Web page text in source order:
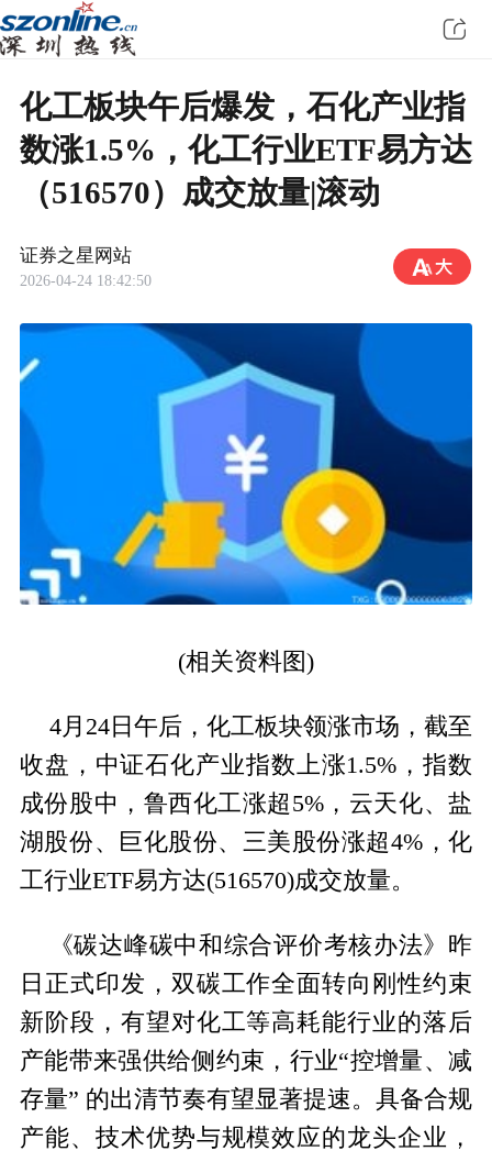
化工板块午后爆发，石化产业指
数涨1.5%，化工行业ETF易方达
（516570）成交放量|滚动
证券之星网站
2026-04-24 18:42:50
(相关资料图)
4月24日午后，化工板块领涨市场，截至
收盘，中证石化产业指数上涨1.5%，指数
成份股中，鲁西化工涨超5%，云天化、盐
湖股份、巨化股份、三美股份涨超4%，化
工行业ETF易方达(516570)成交放量。
《碳达峰碳中和综合评价考核办法》昨
日正式印发，双碳工作全面转向刚性约束
新阶段，有望对化工等高耗能行业的落后
产能带来强供给侧约束，行业“控增量、减
存量” 的出清节奏有望显著提速。具备合规
产能、技术优势与规模效应的龙头企业，